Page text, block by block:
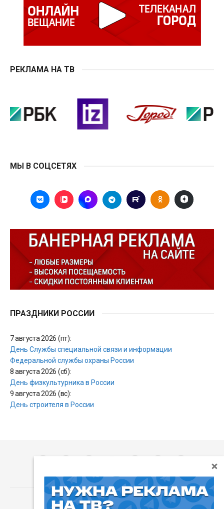
РЕКЛАМА НА ТВ
МЫ В СОЦСЕТЯХ
ПРАЗДНИКИ РОССИИ
7 августа 2026 (пт):
День Службы специальной связи и информации
Федеральной службы охраны России
8 августа 2026 (сб):
День физкультурника в России
9 августа 2026 (вс):
День строителя в России